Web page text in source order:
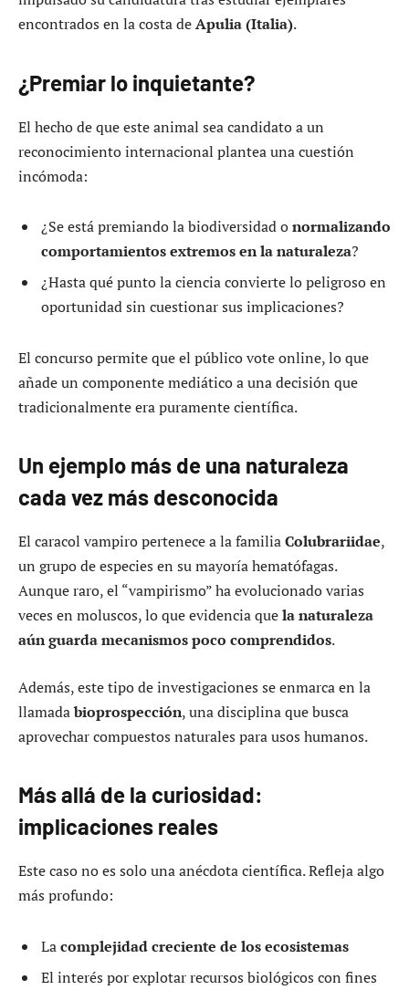
encontrados en la costa deApulia (Italia).
¿Premiar lo inquietante?
El hecho de que este animal sea candidato a un
reconocimiento internacional plantea una cuestión
incómoda:
¿Se está premiando la biodiversidad onormalizando
comportamientos extremos en la naturaleza?
¿Hasta qué punto la ciencia convierte lo peligroso en
oportunidad sin cuestionar sus implicaciones?
El concurso permite que el público vote online, lo que
añade un componente mediático a una decisión que
tradicionalmente era puramente científica.
Un ejemplo más de una naturaleza
cada vez más desconocida
El caracol vampiro pertenece a la familiaColubrariidae,
un grupo de especies en su mayoría hematófagas.
Aunque raro, el “vampirismo” ha evolucionado varias
veces en moluscos, lo que evidencia quela naturaleza
aún guarda mecanismos poco comprendidos.
Además, este tipo de investigaciones se enmarca en la
llamadabioprospección, una disciplina que busca
aprovechar compuestos naturales para usos humanos.
Más allá de la curiosidad:
implicaciones reales
Este caso no es solo una anécdota científica. Refleja algo
más profundo:
Lacomplejidad creciente de los ecosistemas
El interés por explotar recursos biológicos con fines